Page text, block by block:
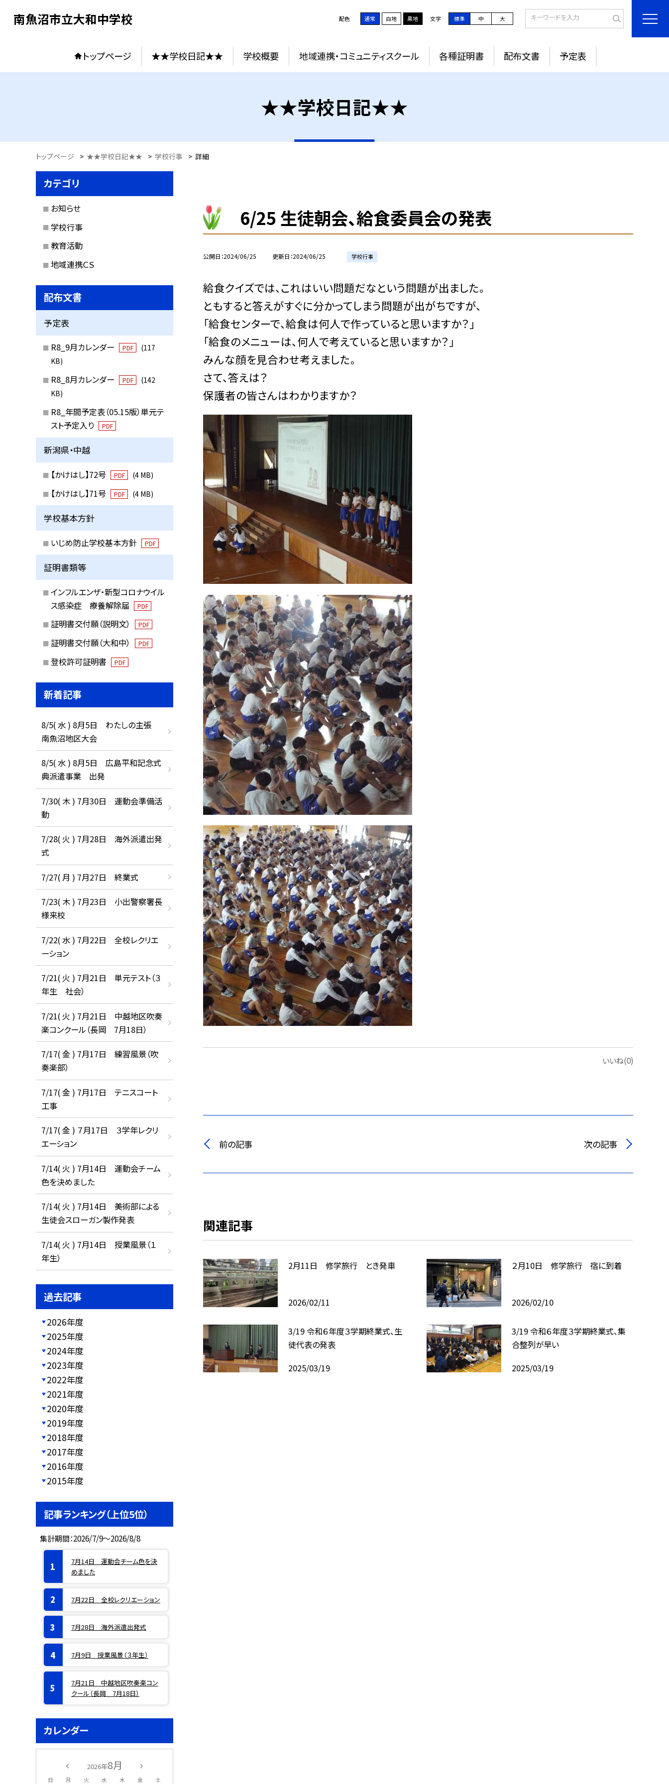
南魚沼市立大和中学校 配色 通常 白地 黒地 文字 標準 中 大
トップページ ★★学校日記★★ 学校概要 地域連携・コミュニティスクール 各種証明書 配布文書 予定表
★★学校日記★★
トップページ > ★★学校日記★★ > 学校行事 > 詳細
6/25 生徒朝会、給食委員会の発表
公開日 2024/06/25 更新日 2024/06/25 学校行事
給食クイズでは、これはいい問題だなという問題が出ました。
ともすると答えがすぐに分かってしまう問題が出がちですが、
「給食センターで、給食は何人で作っていると思いますか？」
「給食のメニューは、何人で考えていると思いますか？」
みんな顔を見合わせ考えました。
さて、答えは？
保護者の皆さんはわかりますか？
いいね(0)
前の記事 次の記事
関連記事
2月11日 修学旅行 とき発車
2026/02/11
２月10日 修学旅行 宿に到着
2026/02/10
3/19 令和６年度３学期終業式、生
徒代表の発表
2025/03/19
3/19 令和６年度３学期終業式、集
合整列が早い
2025/03/19
カテゴリ
お知らせ
学校行事
教育活動
地域連携ＣＳ
配布文書
予定表
R8_9月カレンダー PDF
(117
KB)
R8_8月カレンダー PDF
(142
KB)
R8_年間予定表（05.15版）単元テ
スト予定入り
PDF
新潟県・中越
【かけはし】72号 PDF (4 MB)
【かけはし】71号 PDF (4 MB)
学校基本方針
いじめ防止学校基本方針 PDF
証明書類等
インフルエンザ・新型コロナウイル
ス感染症 療養解除届
PDF
証明書交付願（説明文） PDF
証明書交付願（大和中） PDF
登校許可証明書 PDF
新着記事
8/5( 水 ) 8月5日 わたしの主張
南魚沼地区大会
8/5( 水 ) 8月5日 広島平和記念式
典派遣事業 出発
7/30( 木 ) 7月30日 運動会準備活
動
7/28( 火 ) 7月28日 海外派遣出発
式
7/27( 月 ) 7月27日 終業式
7/23( 木 ) 7月23日 小出警察署長
様来校
7/22( 水 ) 7月22日 全校レクリエ
ーション
7/21( 火 ) 7月21日 単元テスト（３
年生 社会）
7/21( 火 ) 7月21日 中越地区吹奏
楽コンクール（長岡 7月18日）
7/17( 金 ) 7月17日 練習風景（吹
奏楽部）
7/17( 金 ) 7月17日 テニスコート
工事
7/17( 金 ) ７月17日 ３学年レクリ
エーション
7/14( 火 ) 7月14日 運動会チーム
色を決めました
7/14( 火 ) 7月14日 美術部による
生徒会スローガン製作発表
7/14( 火 ) 7月14日 授業風景（１
年生）
過去記事
2026年度
2025年度
2024年度
2023年度
2022年度
2021年度
2020年度
2019年度
2018年度
2017年度
2016年度
2015年度
記事ランキング（上位5位）
集計期間：2026/7/9～2026/8/8
7月14日 運動会チーム色を決
めました
7月22日 全校レクリエーション
7月28日 海外派遣出発式
7月9日 授業風景（３年生）
7月21日 中越地区吹奏楽コン
クール（長岡 7月18日）
カレンダー
2026年8月
日 月 火 水 木 金 土